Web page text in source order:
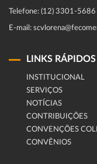
Telefone: (12) 3301-5686
E-mail:
LINKS RÁPIDOS
INSTITUCIONAL
SERVIÇOS
NOTÍCIAS
CONTRIBUIÇÕES
CONVENÇÕES
CONVÊNIOS